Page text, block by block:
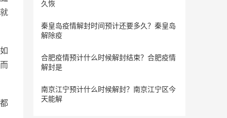
久恢
秦皇岛疫情解封时间预计还要多久？秦皇岛
解除疫
合肥疫情预计什么时候解封结束？合肥疫情
解封是
南京江宁预计什么时候解封？南京江宁区今
天能解